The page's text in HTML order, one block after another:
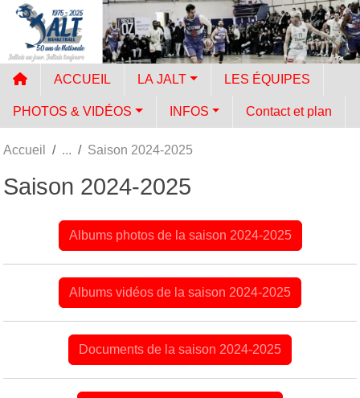
ACCUEIL LA JALT LES ÉQUIPES
PHOTOS & VIDÉOS INFOS Contact et plan
Accueil Saison 2024-2025
Saison 2024-2025
Albums photos de la saison 2024-2025
Albums vidéos de la saison 2024-2025
Documents de la saison 2024-2025
Panneau de gestion des cookies